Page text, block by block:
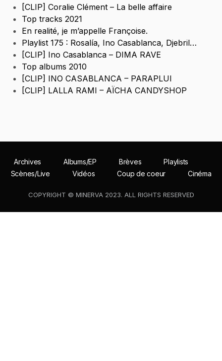
[CLIP] Coralie Clément – La belle affaire
Top tracks 2021
En realité, je m’appelle Françoise.
Playlist 175 : Rosalía, Ino Casablanca, Djebril…
[CLIP] Ino Casablanca – DIMA RAVE
Top albums 2010
[CLIP] INO CASABLANCA – PARAPLUI
[CLIP] LALLA RAMI – AÏCHA CANDYSHOP
Archives Albums/EP Brèves
Playlists
Scènes/Live
Vidéos Coup de coeur Cinéma
COPYRIGHT © MINERVA 2023. ALL RIGHTS RESERVED